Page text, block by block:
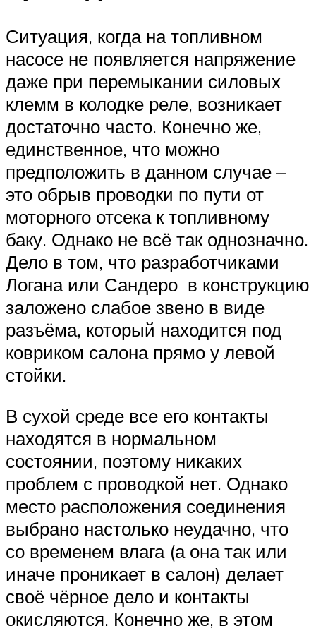
Ситуация, когда на топливном
насосе не появляется напряжение
даже при перемыкании силовых
клемм в колодке реле, возникает
достаточно часто. Конечно же,
единственное, что можно
предположить в данном случае –
это обрыв проводки по пути от
моторного отсека к топливному
баку. Однако не всё так однозначно.
Дело в том, что разработчиками
Логана или Сандеро в конструкцию
заложено слабое звено в виде
разъёма, который находится под
ковриком салона прямо у левой
стойки.
В сухой среде все его контакты
находятся в нормальном
состоянии, поэтому никаких
проблем с проводкой нет. Однако
место расположения соединения
выбрано настолько неудачно, что
со временем влага (а она так или
иначе проникает в салон) делает
своё чёрное дело и контакты
окисляются. Конечно же, в этом